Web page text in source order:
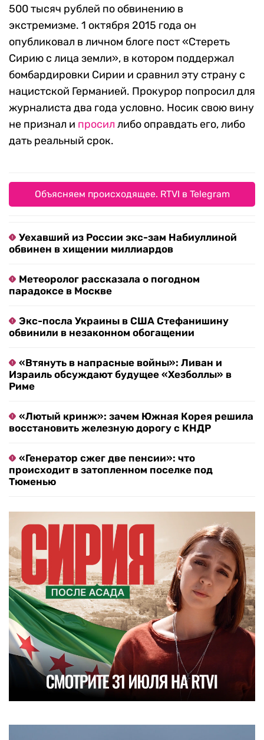
500 тысяч рублей по обвинению в
экстремизме. 1 октября 2015 года он
опубликовал в личном блоге пост «Стереть
Сирию с лица земли», в котором поддержал
бомбардировки Сирии и сравнил эту страну с
нацистской Германией. Прокурор попросил для
журналиста два года условно. Носик свою вину
не признал и просил либо оправдать его, либо
дать реальный срок.
Объясняем происходящее. RTVI в Telegram
Уехавший из России экс-зам Набиуллиной
обвинен в хищении миллиардов
Метеоролог рассказала о погодном
парадоксе в Москве
Экс-посла Украины в США Стефанишину
обвинили в незаконном обогащении
«Втянуть в напрасные войны»: Ливан и
Израиль обсуждают будущее «Хезболлы» в
Риме
«Лютый кринж»: зачем Южная Корея решила
восстановить железную дорогу с КНДР
«Генератор сжег две пенсии»: что
происходит в затопленном поселке под
Тюменью